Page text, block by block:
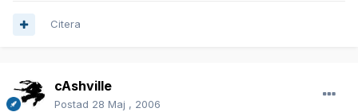
Citera
cAshville
Postad 28 Maj , 2006